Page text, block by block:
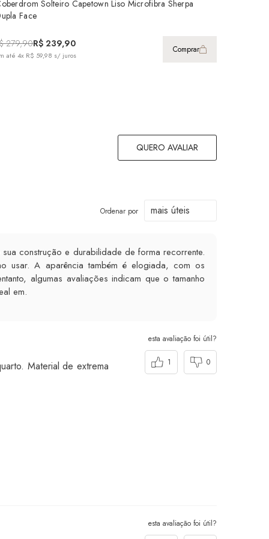
Solteiro Capetown Liso Microfibra Sherpa
Face
279,90R$ 239,90
até 4x R$ 59,98 s/ juros
Comprar
QUERO AVALIAR
Ordenar por
construção e durabilidade de forma recorrente.
usar. A aparência também é elogiada, com os
algumas avaliações indicam que o tamanho
em.
Material de extrema
esta avaliação foi útil?
1 0
esta avaliação foi útil?